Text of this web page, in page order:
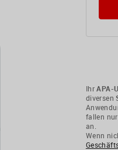
IhrAPA-
diversen
fallen
an.
Wenn